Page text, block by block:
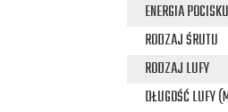
ENERGIA
RODZAJ ŚRUTU
RODZAJ LUFY
DŁUGOŚĆ LUFY